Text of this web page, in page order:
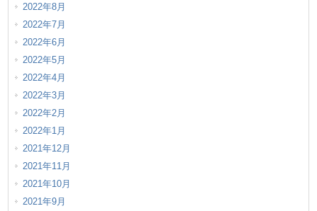
2022年8月
2022年7月
2022年6月
2022年5月
2022年4月
2022年3月
2022年2月
2022年1月
2021年12月
2021年11月
2021年10月
2021年9月